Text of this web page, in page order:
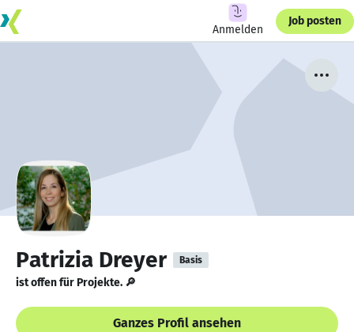
Anmelden
Job posten
Patrizia Dreyer Basis
ist offen für Projekte. 🔎
Ganzes Profil ansehen